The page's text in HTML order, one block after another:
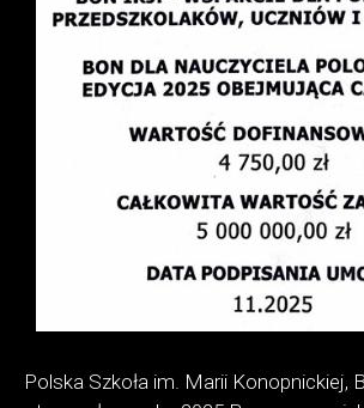
Polska Szkoła im. Marii Konopnickiej,